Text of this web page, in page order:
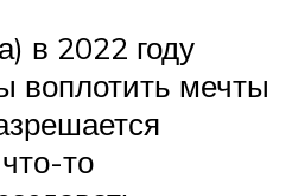
в 2022 году
воплотить мечты
то